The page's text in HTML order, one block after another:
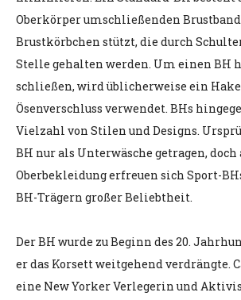
Oberkörper umschließenden
Brustkörbchen stützt, die durch
Stelle gehalten werden. Um einen BH
schließen, wird üblicherweise ein
Ösenverschluss verwendet. BHs
Vielzahl von Stilen und Designs.
BH nur als Unterwäsche getragen, doch
Oberbekleidung erfreuen sich Sport-
BH-Trägern großer Beliebtheit.
Der BH wurde zu Beginn des 20.
er das Korsett weitgehend verdrängte.
eine New Yorker Verlegerin und